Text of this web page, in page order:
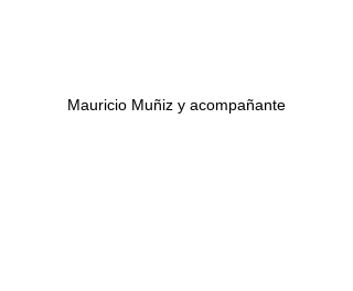
Mauricio Muñiz y acompañante